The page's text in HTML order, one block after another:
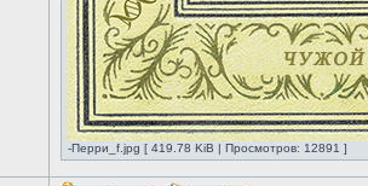
-Перри_f.jpg [ 419.78 KiB | Просмотров: 12891 ]